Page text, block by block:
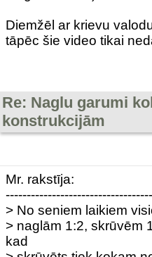
Diemžēl ar krievu
tāpēc šie video tikai
Re: Naglu garumi
konstrukcijām
Mr. rakstīja:
> No seniem laikiem
> naglām 1:2, skrūvēm
kad